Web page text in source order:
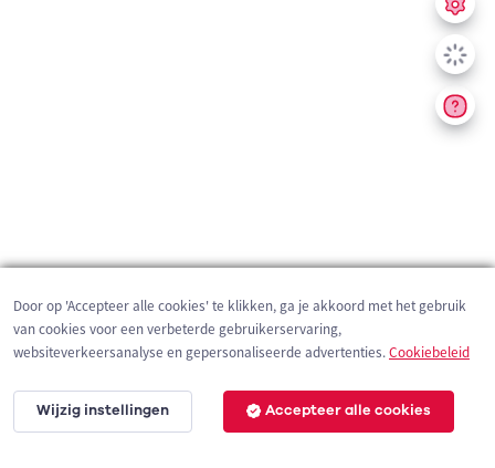
200 m
Door op 'Accepteer alle cookies' te klikken, ga je akkoord met het gebruik
van cookies voor een verbeterde gebruikerservaring,
websiteverkeersanalyse en gepersonaliseerde advertenties.Cookiebeleid
Wijzig instellingen Accepteer alle cookies